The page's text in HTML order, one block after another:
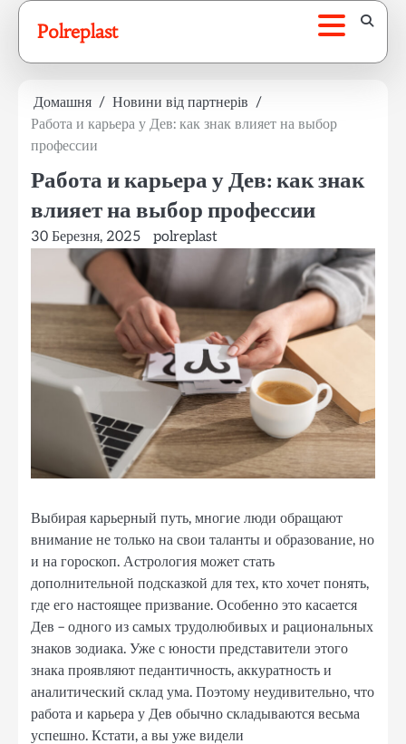
Перейти
вмісту
Polreplast
Домашня
Новини від партнерів
Работа и карьера у Дев: как знак влияет на выбор
профессии
Работа и карьера у Дев: как знак
влияет на выбор профессии
30 Березня, 2025 polreplast
Выбирая карьерный путь, многие люди обращают
внимание не только на свои таланты и образование, но
и на гороскоп. Астрология может стать
дополнительной подсказкой для тех, кто хочет понять,
где его настоящее призвание. Особенно это касается
Дев – одного из самых трудолюбивых и рациональных
знаков зодиака. Уже с юности представители этого
знака проявляют педантичность, аккуратность и
аналитический склад ума. Поэтому неудивительно, что
работа и карьера у Дев обычно складываются весьма
успешно. Кстати, а вы уже видели